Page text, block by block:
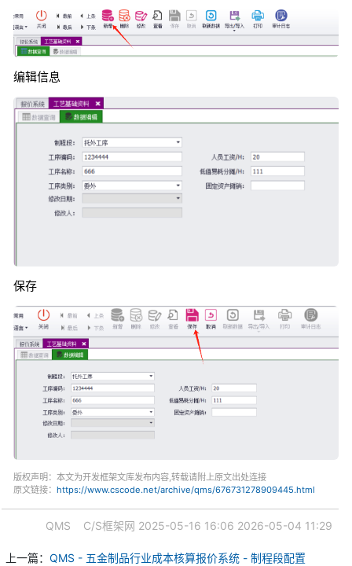
编辑信息
保存
版权声明：本文为开发框架文库发布内容,转载请附上原文出处连接
原文链接： https://www.cscode.net/archive/qms/676731278909445.html
QMS C/S框架网 2025-05-16 16:06 2026-05-04 11:29
上一篇： QMS - 五金制品行业成本核算报价系统 - 制程段配置